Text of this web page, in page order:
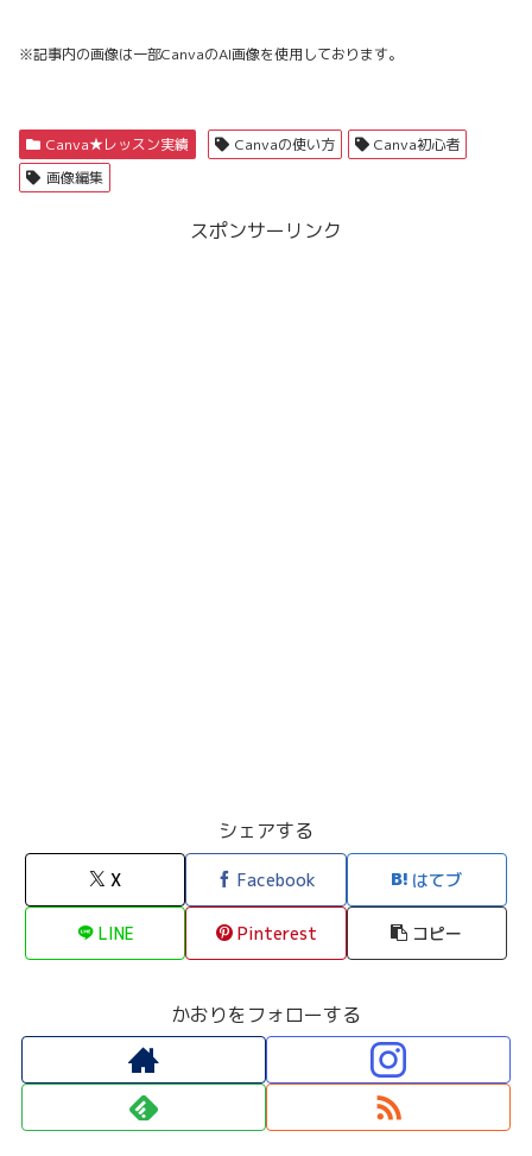
※記事内の画像は一部CanvaのAI画像を使用しております。
Canva★レッスン実績 Canvaの使い方
Canva初心者
画像編集
スポンサーリンク
シェアする
X Facebook はてブ
LINE Pinterest コピー
かおりをフォローする